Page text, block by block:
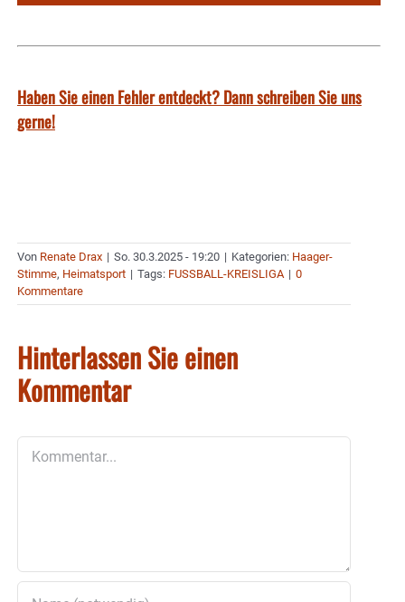
Haben Sie einen Fehler entdeckt? Dann schreiben Sie uns
gerne!
Von Renate Drax | So. 30.3.2025 - 19:20 | Kategorien: Haager-
Stimme, Heimatsport | Tags: FUSSBALL-KREISLIGA | 0
Kommentare
Hinterlassen Sie einen
Kommentar